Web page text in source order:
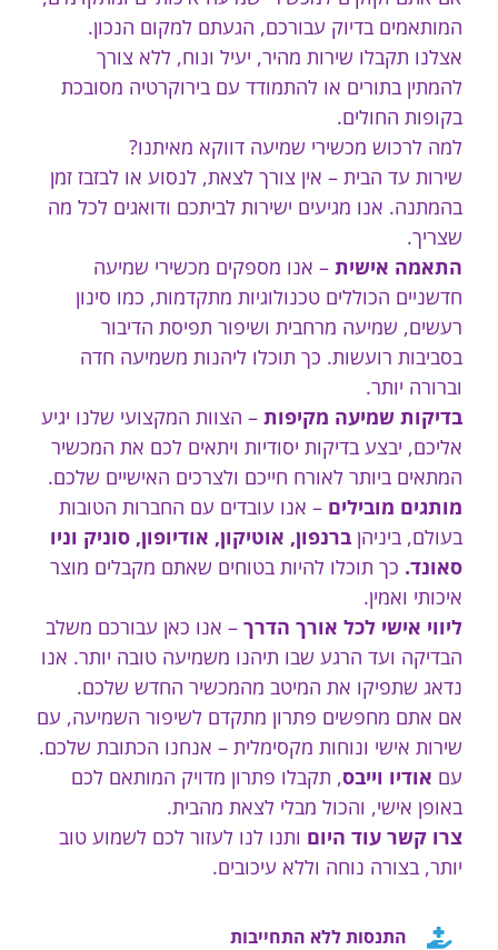
המותאמים בדיוק עבורכם, הגעתם למקום הנכון.
אצלנו תקבלו שירות מהיר, יעיל ונוח, ללא צורך
להמתין בתורים או להתמודד עם בירוקרטיה מסובכת
בקופות החולים.
למה לרכוש מכשירי שמיעה דווקא מאיתנו?
שירות עד הבית – אין צורך לצאת, לנסוע או לבזבז זמן
בהמתנה. אנו מגיעים ישירות לביתכם ודואגים לכל מה
שצריך.
התאמה אישית – אנו מספקים מכשירי שמיעה
חדשניים הכוללים טכנולוגיות מתקדמות, כמו סינון
רעשים, שמיעה מרחבית ושיפור תפיסת הדיבור
בסביבות רועשות. כך תוכלו ליהנות משמיעה חדה
וברורה יותר.
בדיקות שמיעה מקיפות – הצוות המקצועי שלנו יגיע
אליכם, יבצע בדיקות יסודיות ויתאים לכם את המכשיר
המתאים ביותר לאורח חייכם ולצרכים האישיים שלכם.
מותגים מובילים – אנו עובדים עם החברות הטובות
בעולם, ביניהןברנפון, אוטיקון, אודיופון, סוניק וניו
סאונד. כך תוכלו להיות בטוחים שאתם מקבלים מוצר
איכותי ואמין.
ליווי אישי לכל אורך הדרך – אנו כאן עבורכם משלב
הבדיקה ועד הרגע שבו תיהנו משמיעה טובה יותר. אנו
נדאג שתפיקו את המיטב מהמכשיר החדש שלכם.
אם אתם מחפשים פתרון מתקדם לשיפור השמיעה, עם
שירות אישי ונוחות מקסימלית – אנחנו הכתובת שלכם.
עם אודיו וייבס, תקבלו פתרון מדויק המותאם לכם
באופן אישי, והכול מבלי לצאת מהבית.
צרו קשר עוד היום ותנו לנו לעזור לכם לשמוע טוב
יותר, בצורה נוחה וללא עיכובים.
התנסות ללא התחייבות